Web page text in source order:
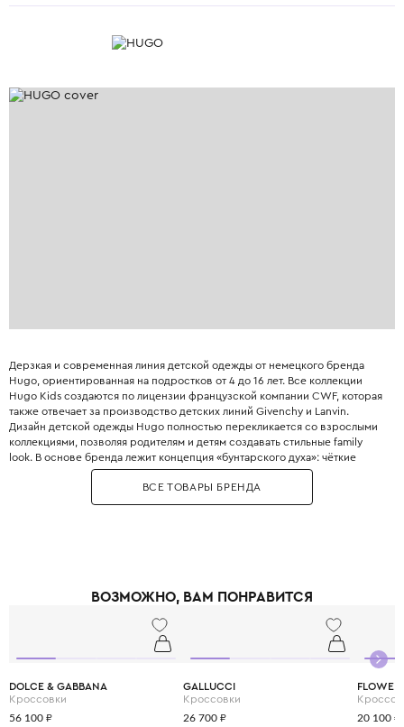
Дерзкая и современная линия детской одежды от немецкого бренда
Hugo, ориентированная на подростков от 4 до 16 лет. Все коллекции
Hugo Kids создаются по лицензии французской компании CWF, которая
также отвечает за производство детских линий Givenchy и Lanvin.
Дизайн детской одежды Hugo полностью перекликается со взрослыми
коллекциями, позволяя родителям и детям создавать стильные family
look. В основе бренда лежит концепция «бунтарского духа»: чёткие
силуэты, монохромные решения и смелое использование логотипов. В
ассортименте представлены удобные футболки, свитшоты и худи с
красным логотипом Hugo, который является главной фишкой бренда.
рубашки и платья для особых случаев. Бренд предлагает широкий выбор
холодного сезона. Hugo Kids создан для городских модников и юных
законодателей моды, которые хотят выделяться среди сверстников.
ВСЕ ТОВАРЫ БРЕНДА
ВОЗМОЖНО, ВАМ ПОНРАВИТСЯ
DOLCE & GABBANA
Кроссовки
56 100 ₽
GALLUCCI
Кроссовки
26 700 ₽ 20 100 ₽